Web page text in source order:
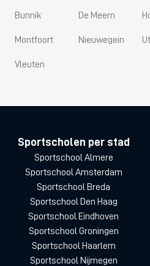
Bunnik De Meern
Montfoort Nieuwegein
Vleuten
Sportscholen per stad
Sportschool Almere
Sportschool Amsterdam
Sportschool Breda
Sportschool Den Haag
Sportschool Eindhoven
Sportschool Groningen
Sportschool Haarlem
Sportschool Nijmegen